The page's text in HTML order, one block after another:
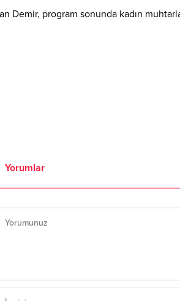
Demir, program sonunda kadın
Yorumlar